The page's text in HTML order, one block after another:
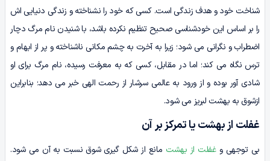
شناخت خود و هدف زندگی است. کسی که خود را نشناخته و زندگی دنیایی اش
را بر اساس این خودشناسی صحیح تنظیم نکرده باشد، با شنیدن نام مرگ دچار
اضطراب و نگرانی می شود؛ زیرا به آخرت به چشم مکانی ناشناخته و پر از ابهام و
ترس نگاه می کند؛ اما در مقابل، کسی که به معرفت رسیده، نام مرگ برای او
شادی آور بوده و از ورود به عالمی سرشار از رحمت الهی خبر می دهد؛ بنابراین
ازشوق به بهشت لبریز می شود.
غفلت از بهشت یا تمرکز بر آن
بی توجهی وغفلت از بهشت مانع از شکل گیری شوق نسبت به آن می شود.